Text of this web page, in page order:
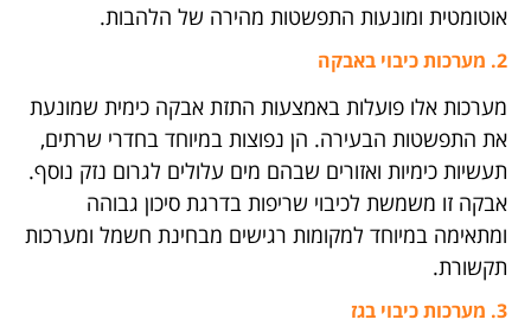
אוטומטית ומונעות התפשטות מהירה של הלהבות.
2. מערכות כיבוי באבקה
מערכות אלו פועלות באמצעות התזת אבקה כימית שמונעת
את התפשטות הבעירה. הן נפוצות במיוחד בחדרי שרתים,
תעשיות כימיות ואזורים שבהם מים עלולים לגרום נזק נוסף.
אבקה זו משמשת לכיבוי שריפות בדרגת סיכון גבוהה
ומתאימה במיוחד למקומות רגישים מבחינת חשמל ומערכות
תקשורת.
3. מערכות כיבוי בגז